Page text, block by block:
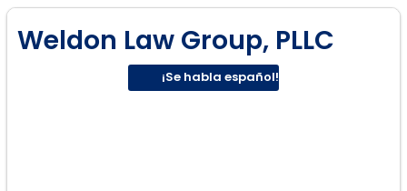
Exenciones:
Weldon Law Group, PLLC
¡Se habla español!